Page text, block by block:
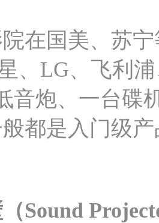
在国美、苏
、LG、飞利
音炮、一台碟
都是入门级
Sound